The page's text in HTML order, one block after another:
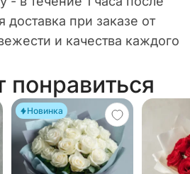
доставка при заказе от
и качества каждого
Новинка